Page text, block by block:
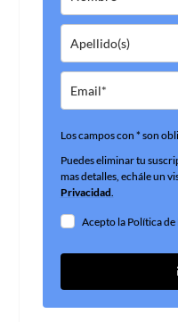
Los campos con * son
Puedes eliminar tu
mas detalles, echále un
Privacidad.
Acepto la Política de